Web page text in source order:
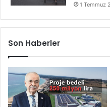
1 Temmuz
Son Haberler